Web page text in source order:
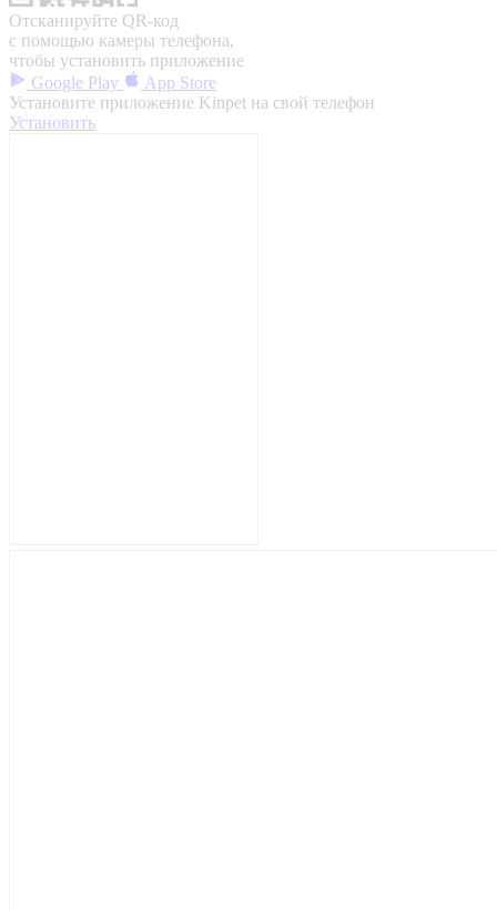
Отсканируйте QR-код
с помощью камеры телефона,
чтобы установить приложение
Google Play
App Store
Установите приложение Kinpet на свой телефон
Установить